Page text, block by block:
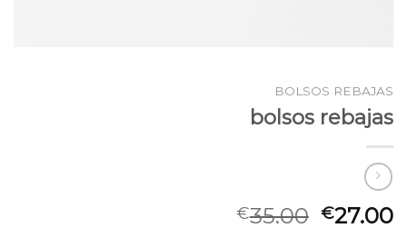
BOLSOS REBAJAS
bolsos rebajas
€35.00 €27.00